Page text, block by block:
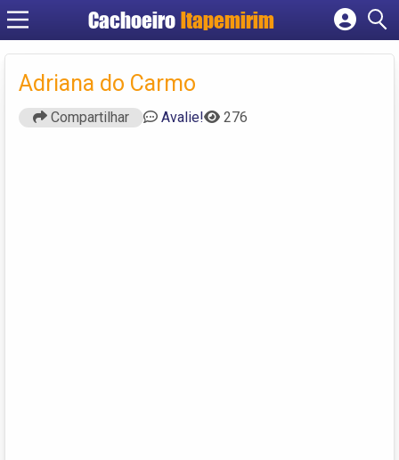
Cachoeiro Itapemirim
Cadastrar empresa
Criar conta
Adriana do Carmo
Compartilhar Avalie! 276